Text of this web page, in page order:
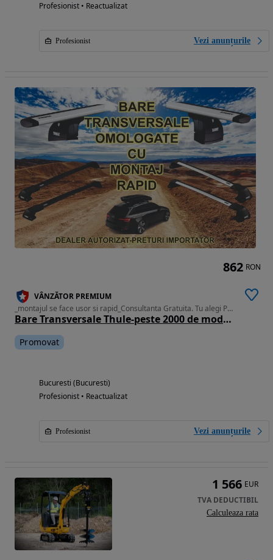
Profesionist • Reactualizat
Profesionist Vezi anunțurile
VÂNZĂTOR PREMIUM
Bare Transversale Thule-peste 2000 de modele, pentru toate marcile auto, Noi cu Factura & Garantie_Pret importator
_montajul se face usor si rapid_Consultanta Gratuita. Tu alegi Pretul !
Promovat
Bucuresti (Bucuresti)
Profesionist • Reactualizat
Profesionist Vezi anunțurile
862 RON
1 566 EUR
TVA DEDUCTIBIL
Calculeaza rata